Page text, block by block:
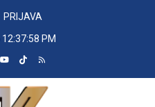
PRIJAVA
12:37:59 PM